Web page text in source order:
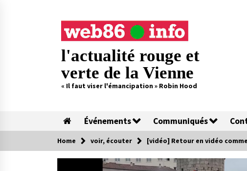
l'actualité rouge et
verte de la Vienne
« Il faut viser l'émancipation » Robin Hood
Événements Communiqués
Home voir, écouter [vidéo] Retour en vidéo